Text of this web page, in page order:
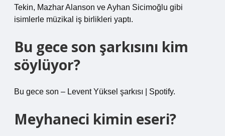
Tekin, Mazhar Alanson ve Ayhan Sicimoğlu gibi
isimlerle müzikal iş birlikleri yaptı.
Bu gece son şarkısını kim
söylüyor?
Bu gece son – Levent Yüksel şarkısı | Spotify.
Meyhaneci kimin eseri?